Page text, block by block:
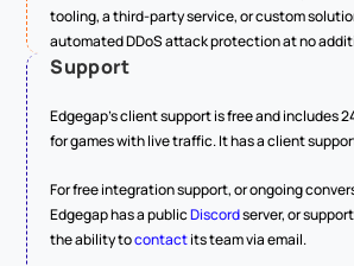
tooling, a third-party service, or custom
automated DDoS attack protection at no
Support
Edgegap's client support is free and includes
for games with live traffic. It has a client
For free integration support, or ongoing
Edgegap has a public Discord server, or
the ability to contact its team via email.